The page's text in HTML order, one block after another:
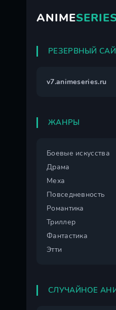
ANIME
РЕЗЕРВНЫЙ
v7.animeseries.ru
ЖАНРЫ
Боевые искусства
Драма
Меха
Повседневность
Романтика
Триллер
Фантастика
Этти
СЛУЧАЙНОЕ